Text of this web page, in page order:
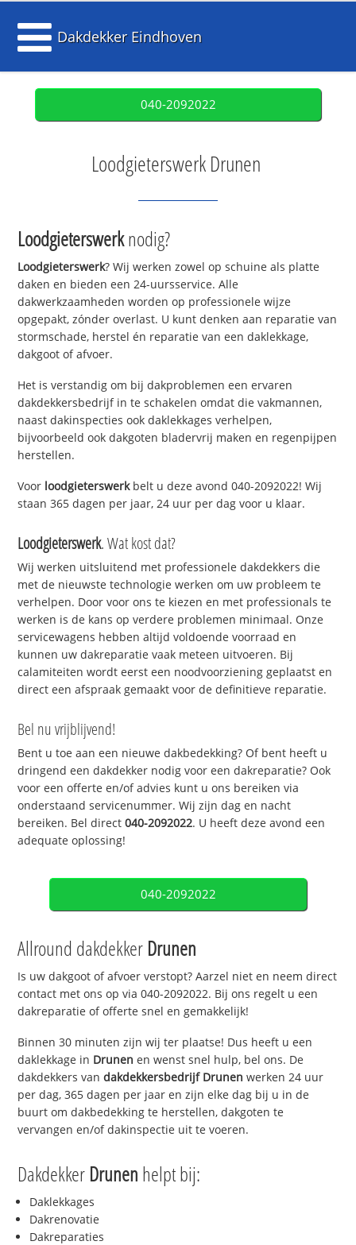
Dakdekker Eindhoven
040-2092022
Loodgieterswerk Drunen
Loodgieterswerknodig?
Loodgieterswerk? Wij werken zowel op schuine als platte
daken en bieden een 24-uursservice. Alle
dakwerkzaamheden worden op professionele wijze
opgepakt, zónder overlast. U kunt denken aan reparatie van
stormschade, herstel én reparatie van een daklekkage,
dakgoot of afvoer.
Het is verstandig om bij dakproblemen een ervaren
dakdekkersbedrijf in te schakelen omdat die vakmannen,
naast dakinspecties ook daklekkages verhelpen,
bijvoorbeeld ook dakgoten bladervrij maken en regenpijpen
herstellen.
Voor loodgieterswerkbelt u deze avond 040-2092022! Wij
staan 365 dagen per jaar, 24 uur per dag voor u klaar.
Loodgieterswerk. Wat kost dat?
Wij werken uitsluitend met professionele dakdekkers die
met de nieuwste technologie werken om uw probleem te
verhelpen. Door voor ons te kiezen en met professionals te
werken is de kans op verdere problemen minimaal. Onze
servicewagens hebben altijd voldoende voorraad en
kunnen uw dakreparatie vaak meteen uitvoeren. Bij
calamiteiten wordt eerst een noodvoorziening geplaatst en
direct een afspraak gemaakt voor de definitieve reparatie.
Bel nu vrijblijvend!
Bent u toe aan een nieuwe dakbedekking? Of bent heeft u
dringend een dakdekker nodig voor een dakreparatie? Ook
voor een offerte en/of advies kunt u ons bereiken via
onderstaand servicenummer. Wij zijn dag en nacht
bereiken. Bel direct040-2092022. U heeft deze avond een
adequate oplossing!
040-2092022
Allround dakdekker Drunen
Is uw dakgoot of afvoer verstopt? Aarzel niet en neem direct
contact met ons op via 040-2092022. Bij ons regelt u een
dakreparatie of offerte snel en gemakkelijk!
Binnen 30 minuten zijn wij ter plaatse! Dus heeft u een
daklekkage in Drunen en wenst snel hulp, bel ons. De
dakdekkers vandakdekkersbedrijf Drunen werken 24 uur
per dag, 365 dagen per jaar en zijn elke dag bij u in de
buurt om dakbedekking te herstellen, dakgoten te
vervangen en/of dakinspectie uit te voeren.
Dakdekker Drunen helpt bij:
Daklekkages
Dakrenovatie
Dakreparaties